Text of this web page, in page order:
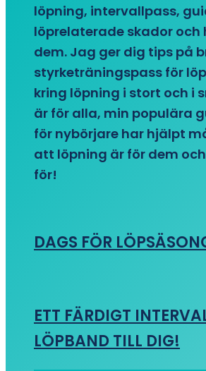
löpning, intervallpass,
löprelaterade skador och
dem. Jag ger dig tips på
styrketräningspass för
kring löpning i stort och i
är för alla, min populära
för nybörjare har hjälpt
att löpning är för dem
för!
DAGS FÖR
ETT FÄRDIGT
LÖPBAND TILL DIG!